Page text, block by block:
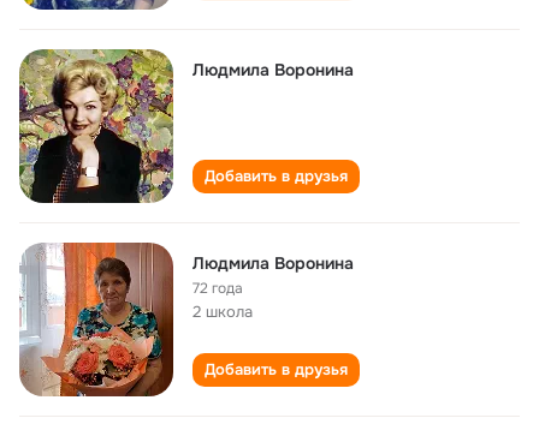
Людмила Воронина
Добавить в друзья
Людмила Воронина
72 года
2 школа
Добавить в друзья